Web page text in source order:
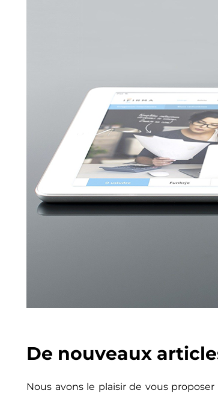
De nouveaux
Nous avons le plaisir de vous proposer